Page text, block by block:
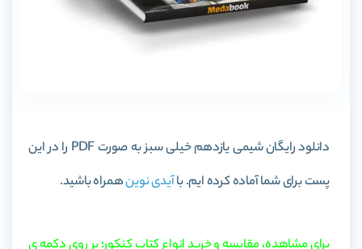
دانلود رایگان شیمی یازدهم خیلی سبز به صورت PDF را در این
پست برای شما آماده کرده ایم. باآیدی نوینهمراه باشید.